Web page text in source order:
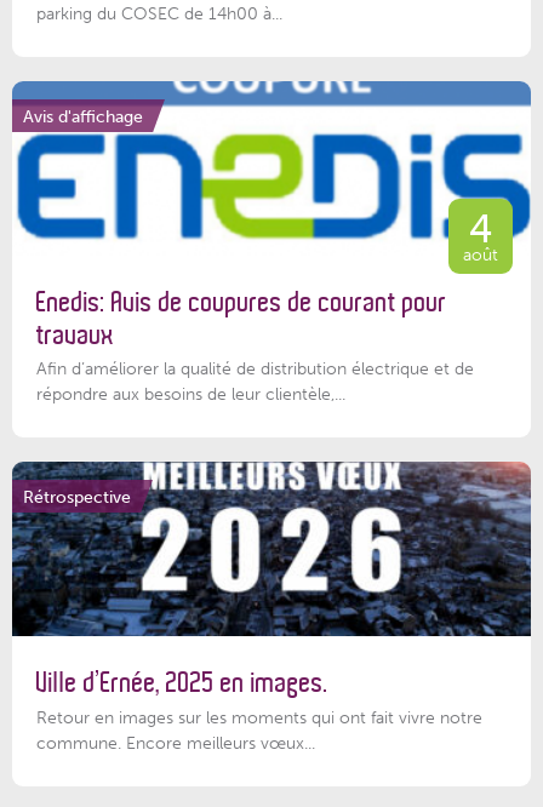
parking du COSEC de 14h00 à...
Avis d'affichage
4
août
Enedis: Avis de coupures de courant pour
travaux
Afin d’améliorer la qualité de distribution électrique et de
répondre aux besoins de leur clientèle,...
Rétrospective
Ville d’Ernée, 2025 en images.
Retour en images sur les moments qui ont fait vivre notre
commune. Encore meilleurs vœux...